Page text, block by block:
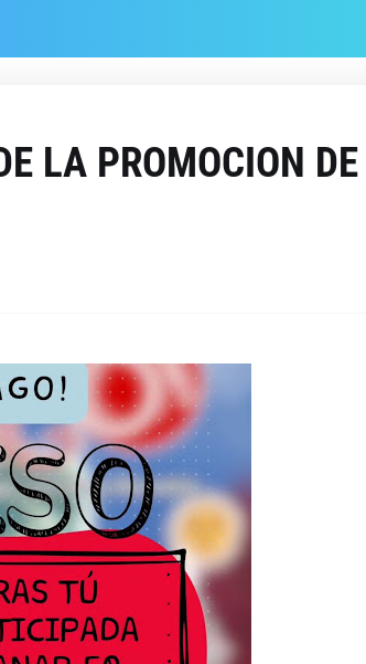
LA PROMOCION DE